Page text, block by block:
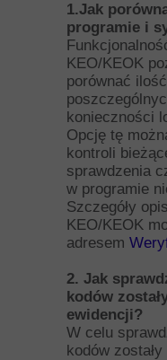
1.Jak
programie i
KEO/KEOK
porównać
konieczności
Opcję tę
kontroli
sprawdzenia
w programie
Szczegóły
KEO/KEOK
adresem
2. Jak
kodów
ewidencji?
W celu
kodów